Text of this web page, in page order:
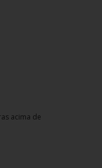
acima de